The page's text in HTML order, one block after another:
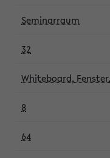
Seminarraum
32
Whiteboard,
8
64